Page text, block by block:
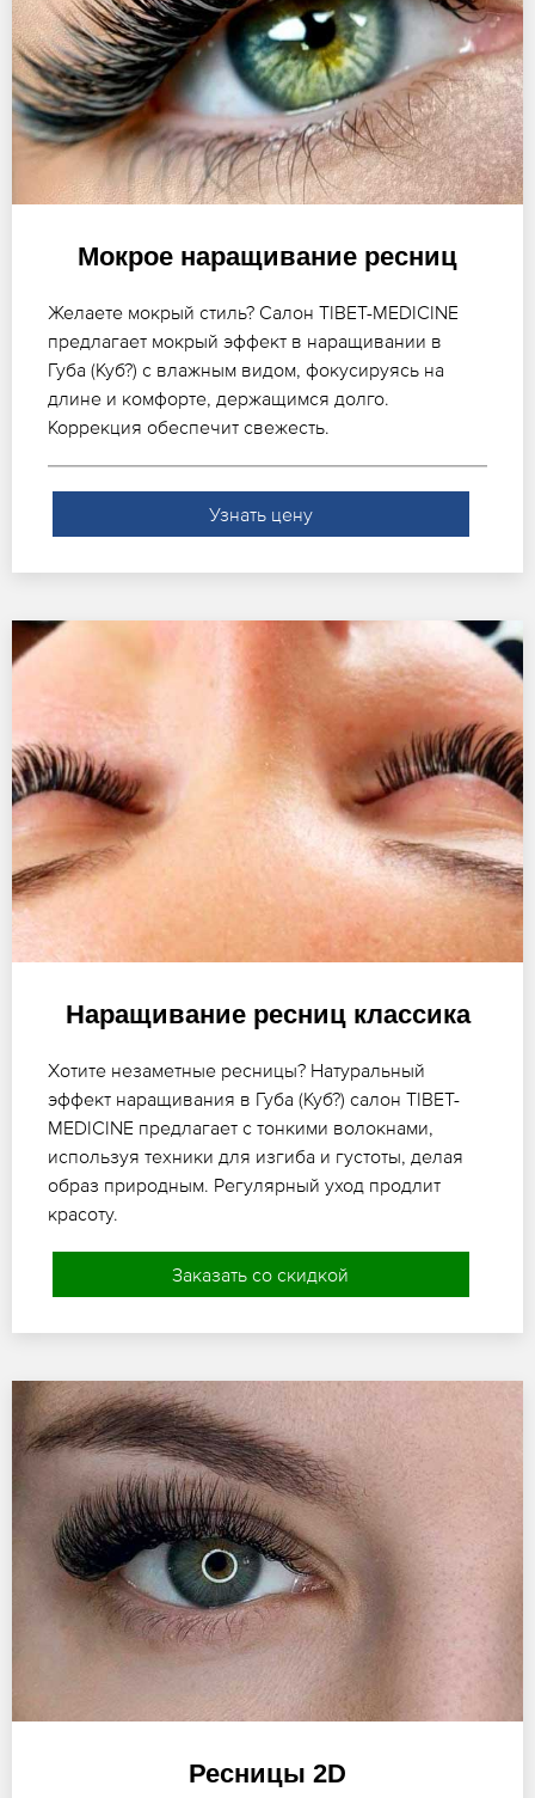
Мокрое наращивание ресниц
Желаете мокрый стиль? Салон TIBET-MEDICINE
предлагает мокрый эффект в наращивании в
Губа (Куб?) с влажным видом, фокусируясь на
длине и комфорте, держащимся долго.
Коррекция обеспечит свежесть.
Узнать цену
Наращивание ресниц классика
Хотите незаметные ресницы? Натуральный
эффект наращивания в Губа (Куб?) салон TIBET-
MEDICINE предлагает с тонкими волокнами,
используя техники для изгиба и густоты, делая
образ природным. Регулярный уход продлит
красоту.
Заказать со скидкой
Ресницы 2D